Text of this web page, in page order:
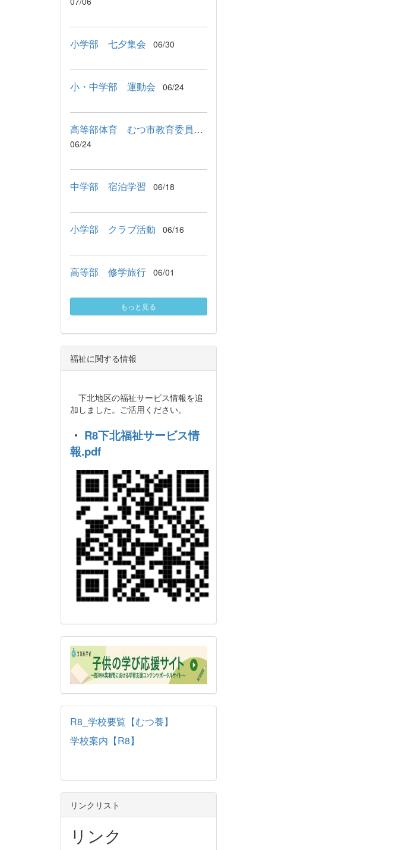
小学部 七夕集会 06/30
小・中学部 運動会 06/24
高等部体育 むつ市教育委員会教育長来校
06/24
中学部 宿泊学習 06/18
小学部 クラブ活動 06/16
高等部 修学旅行 06/01
もっと見る
福祉に関する情報
下北地区の福祉サービス情報を追
加しました。ご活用ください。
・ R8下北福祉サービス情
報.pdf
R8_学校要覧【むつ養】
学校案内【R8】
リンクリスト
リンク